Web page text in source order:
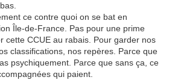
ce contre quoi on se bat en
Île-de-France. Pas pour une prime
cette CCUE au rabais. Pour garder nos
classifications, nos repères. Parce que
psychiquement. Parce que sans ça, ce
qui paient.